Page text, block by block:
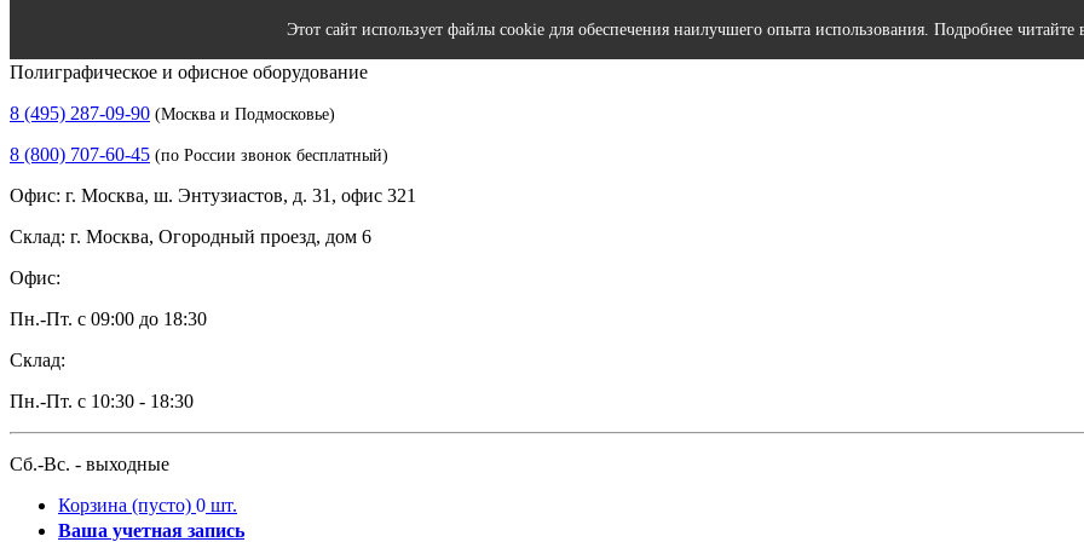
Полиграфическое и офисное оборудование
8 (495) 287-09-90 (Москва и Подмосковье)
8 (800) 707-60-45 (по России звонок бесплатный)
Офис: г. Москва, ш. Энтузиастов, д. 31, офис 321
Склад: г. Москва, Огородный проезд, дом 6
Офис:
Пн.-Пт. с 09:00 до 18:30
Склад:
Пн.-Пт. с 10:30 - 18:30
Сб.-Вс. - выходные
Корзина (пусто) 0 шт.
Ваша учетная запись
Этот сайт использует файлы cookie для обеспечения наилучшего опыта использования. Подробнее читайте